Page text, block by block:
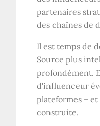
partenaires
des chaînes de
Il est temps de
Source plus
profondément.
d'influenceur
plateformes – et
construite.